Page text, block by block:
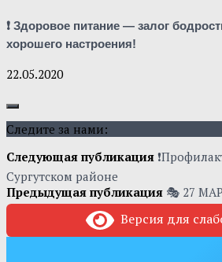
❗ Здоровое питание — залог
хорошего настроения!
22.05.2020
Следите за нами:
Следующая публикация
Сургутском районе
Предыдущая публикация 🎭 27
Версия для